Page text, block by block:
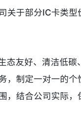
关于部分IC卡类型
友好、清洁低
制定一对一的
结合公司实际